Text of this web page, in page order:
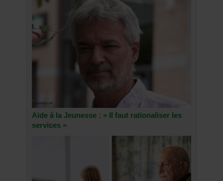
Aide à la Jeunesse : « Il faut rationaliser les
services »